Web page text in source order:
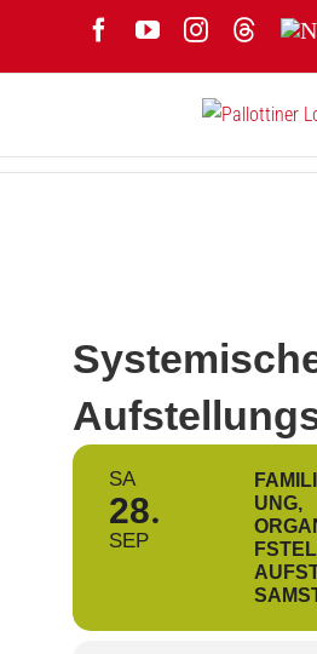
Facebook
YouTubeInstagram
SA
28
SEP
UNG,